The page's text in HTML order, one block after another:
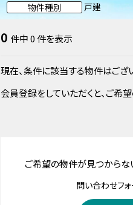
物件種別
戸建
0 件中0 件を表示
現在、条件に該当する物件はござ
会員登録をしていただくと、ご希
ご希望の物件が見つからな
問い合わせフ